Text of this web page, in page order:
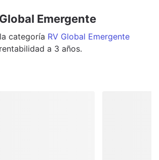
Emergente
categoría RV Global Emergente
a 3 años.